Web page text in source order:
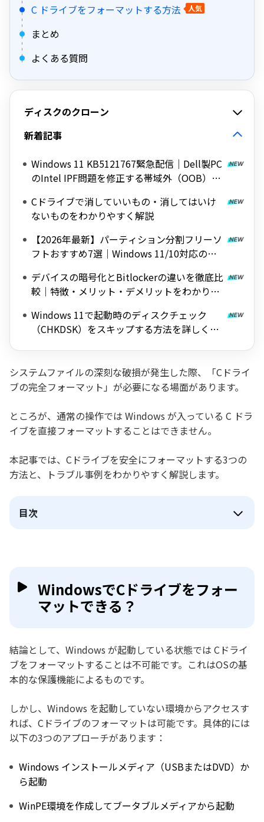
C ドライブをフォーマットする方法
人気
まとめ
よくある質問
ディスクのクローン
新着記事
Windows 11 KB5121767緊急配信｜Dell製PC
のIntel IPF問題を修正する帯域外（OOB）ア
Cドライブで消していいもの・消してはいけ
ないものをわかりやすく解説
【2026年最新】パーティション分割フリーソ
フトおすすめ7選｜Windows 11/10対応の無
デバイスの暗号化とBitlockerの違いを徹底比
較｜特徴・メリット・デメリットをわかりや
Windows 11で起動時のディスクチェック
（CHKDSK）をスキップする方法を詳しく解
システムファイルの深刻な破損が発生した際、「Cドライ
ブの完全フォーマット」が必要になる場面があります。
ところが、通常の操作では Windows が入っている C ドラ
イブを直接フォーマットすることはできません。
本記事では、Cドライブを安全にフォーマットする3つの
方法と、トラブル事例をわかりやすく解説します。
目次
WindowsでCドライブをフォー
マットできる？
結論として、Windows が起動している状態では Cドライ
ブをフォーマットすることは不可能です。これはOSの基
本的な保護機能によるものです。
しかし、Windows を起動していない環境からアクセスす
れば、Cドライブのフォーマットは可能です。具体的には
以下の3つのアプローチがあります：
Windows インストールメディア（USBまたはDVD）か
ら起動
WinPE環境を作成してブータブルメディアから起動